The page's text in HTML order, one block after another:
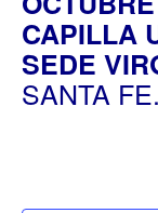
CAPILLA
SEDE
SANTA FE.